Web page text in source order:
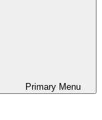
Primary Menu